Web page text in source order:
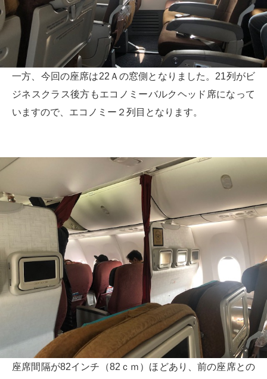
一方、今回の座席は22Ａの窓側となりました。21列がビ
ジネスクラス後方もエコノミーバルクヘッド席になって
いますので、エコノミー２列目となります。
座席間隔が82インチ（82ｃｍ）ほどあり、前の座席との